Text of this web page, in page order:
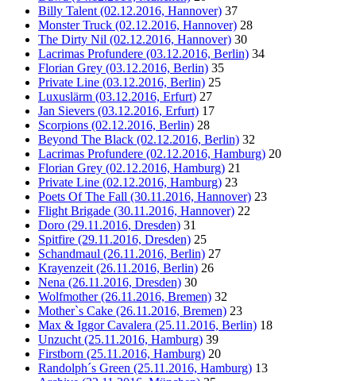
Billy Talent (02.12.2016, Hannover) 37
Monster Truck (02.12.2016, Hannover) 28
The Dirty Nil (02.12.2016, Hannover) 30
Lacrimas Profundere (03.12.2016, Berlin) 34
Florian Grey (03.12.2016, Berlin) 35
Private Line (03.12.2016, Berlin) 25
Luxuslärm (03.12.2016, Erfurt) 27
Jan Sievers (03.12.2016, Erfurt) 17
Scorpions (02.12.2016, Berlin) 28
Beyond The Black (02.12.2016, Berlin) 32
Lacrimas Profundere (02.12.2016, Hamburg) 20
Florian Grey (02.12.2016, Hamburg) 21
Private Line (02.12.2016, Hamburg) 23
Poets Of The Fall (30.11.2016, Hannover) 23
Flight Brigade (30.11.2016, Hannover) 22
Doro (29.11.2016, Dresden) 31
Spitfire (29.11.2016, Dresden) 25
Schandmaul (26.11.2016, Berlin) 27
Krayenzeit (26.11.2016, Berlin) 26
Nena (26.11.2016, Dresden) 30
Wolfmother (26.11.2016, Bremen) 32
Mother`s Cake (26.11.2016, Bremen) 23
Max & Iggor Cavalera (25.11.2016, Berlin) 18
Unzucht (25.11.2016, Hamburg) 39
Firstborn (25.11.2016, Hamburg) 20
Randolph´s Green (25.11.2016, Hamburg) 13